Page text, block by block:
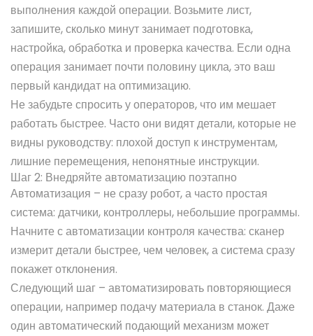
выполнения каждой операции. Возьмите лист,
запишите, сколько минут занимает подготовка,
настройка, обработка и проверка качества. Если одна
операция занимает почти половину цикла, это ваш
первый кандидат на оптимизацию.
Не забудьте спросить у операторов, что им мешает
работать быстрее. Часто они видят детали, которые не
видны руководству: плохой доступ к инструментам,
лишние перемещения, непонятные инструкции.
Шаг 2: Внедряйте автоматизацию поэтапно
Автоматизация – не сразу робот, а часто простая
система: датчики, контроллеры, небольшие программы.
Начните с автоматизации контроля качества: сканер
измерит детали быстрее, чем человек, а система сразу
покажет отклонения.
Следующий шаг – автоматизировать повторяющиеся
операции, например подачу материала в станок. Даже
один автоматический подающий механизм может